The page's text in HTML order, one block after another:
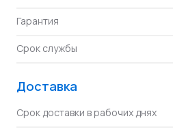
Гарантия
Срок службы
Доставка
Срок доставки в рабочих днях